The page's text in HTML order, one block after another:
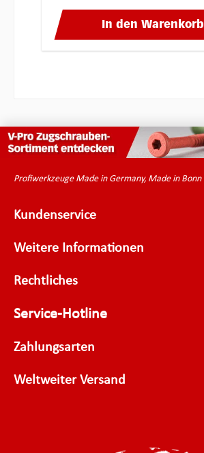
In den Warenkorb
Profiwerkzeuge Made in Germany, Made in Bonn
Kundenservice
Weitere Informationen
Rechtliches
Service-Hotline
Zahlungsarten
Weltweiter Versand